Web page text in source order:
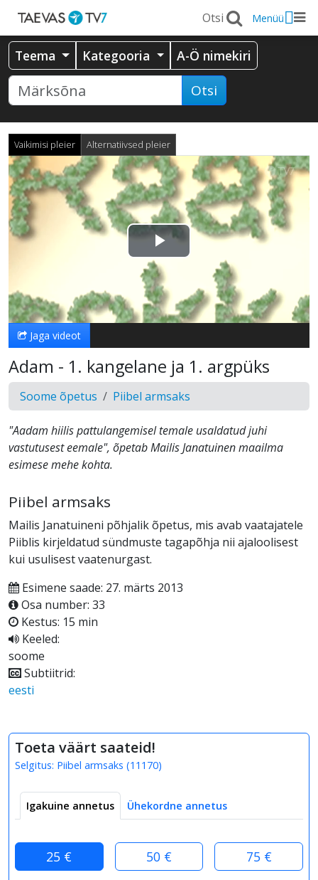
Menüü
Teema Kategooria A-Ö nimekiri
Otsi
Vaikimisi pleier Alternatiivsed pleier
Esita
video
Jaga videot
Adam - 1. kangelane ja 1. argpüks
Soome õpetus Piibel armsaks
"Aadam hiilis pattulangemisel temale usaldatud juhi
vastutusest eemale", õpetab Mailis Janatuinen maailma
esimese mehe kohta.
Piibel armsaks
Mailis Janatuineni põhjalik õpetus, mis avab vaatajatele
Piiblis kirjeldatud sündmuste tagapõhja nii ajaloolisest
kui usulisest vaatenurgast.
Esimene saade: 27. märts 2013
Osa number: 33
Kestus: 15 min
Keeled:
soome
Subtiitrid:
eesti
Toeta väärt saateid!
Selgitus: Piibel armsaks (11170)
Igakuine annetus Ühekordne annetus
25 € 50 € 75 €